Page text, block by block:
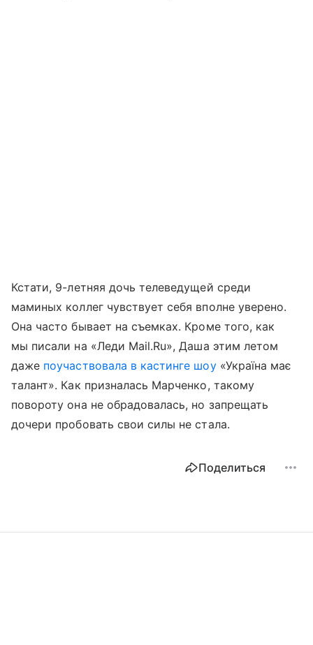
Кстати, 9-летняя дочь телеведущей среди
маминых коллег чувствует себя вполне уверено.
Она часто бывает на съемках. Кроме того, как
мы писали на «Леди Mail.Ru», Даша этим летом
даже поучаствовала в кастинге шоу«Україна має
талант». Как призналась Марченко, такому
повороту она не обрадовалась, но запрещать
дочери пробовать свои силы не стала.
Поделиться